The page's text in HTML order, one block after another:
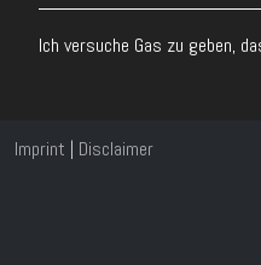
Ich versuche Gas zu geben,
Imprint | Disclaimer